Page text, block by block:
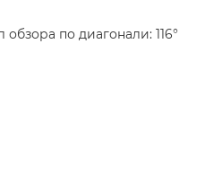
по диагонали: 116°